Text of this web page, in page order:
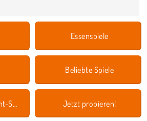
Essenspiele
Beliebte Spiele
Saras Kochunterricht-Spiele Jetzt probieren!